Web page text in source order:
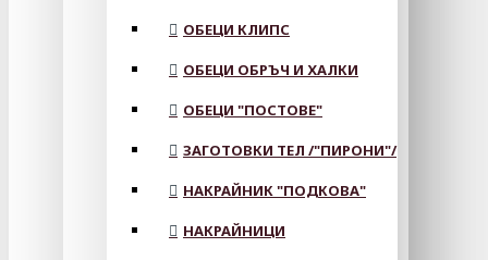
ОБЕЦИ КЛИПС
ОБЕЦИ ОБРЪЧ И ХАЛКИ
ОБЕЦИ "ПОСТОВЕ"
ЗАГОТОВКИ ТЕЛ /"ПИРОНИ"/
НАКРАЙНИК "ПОДКОВА"
НАКРАЙНИЦИ